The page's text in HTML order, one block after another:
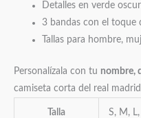
Detalles en verde
3 bandas con el toque
Tallas para hombre,
Personalízala con tu nombre,
camiseta corta del real
Talla S, M,